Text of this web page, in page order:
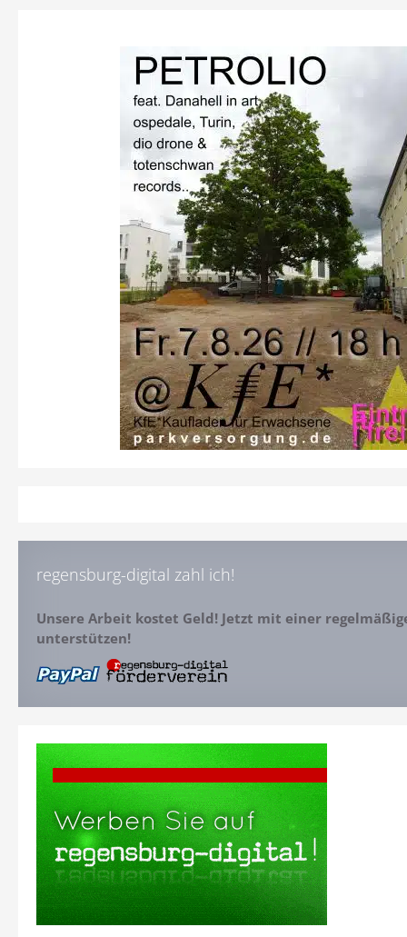
regensburg-digital zahl ich!
Unsere Arbeit kostet Geld! Jetzt mit einer
unterstützen!